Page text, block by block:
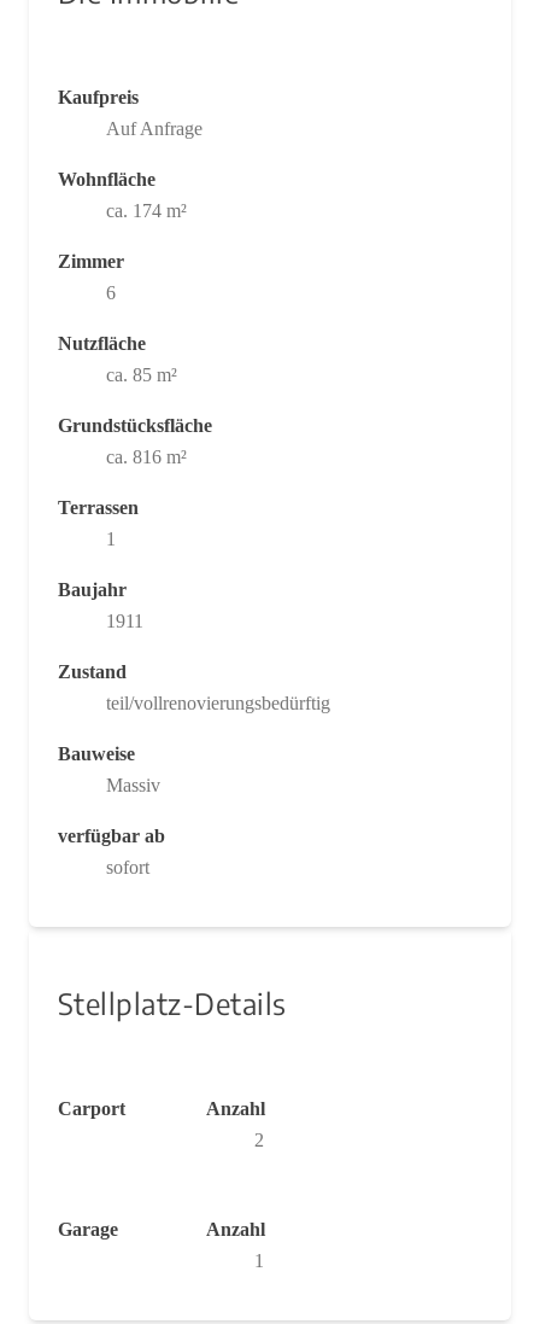
Kaufpreis
Auf Anfrage
Wohnfläche
ca. 174 m²
Zimmer
6
Nutzfläche
ca. 85 m²
Grundstücksfläche
ca. 816 m²
Terrassen
1
Baujahr
1911
Zustand
teil/vollrenovierungsbedürftig
Bauweise
Massiv
verfügbar ab
sofort
Stellplatz-Details
Carport
Anzahl
2
Garage
Anzahl
1